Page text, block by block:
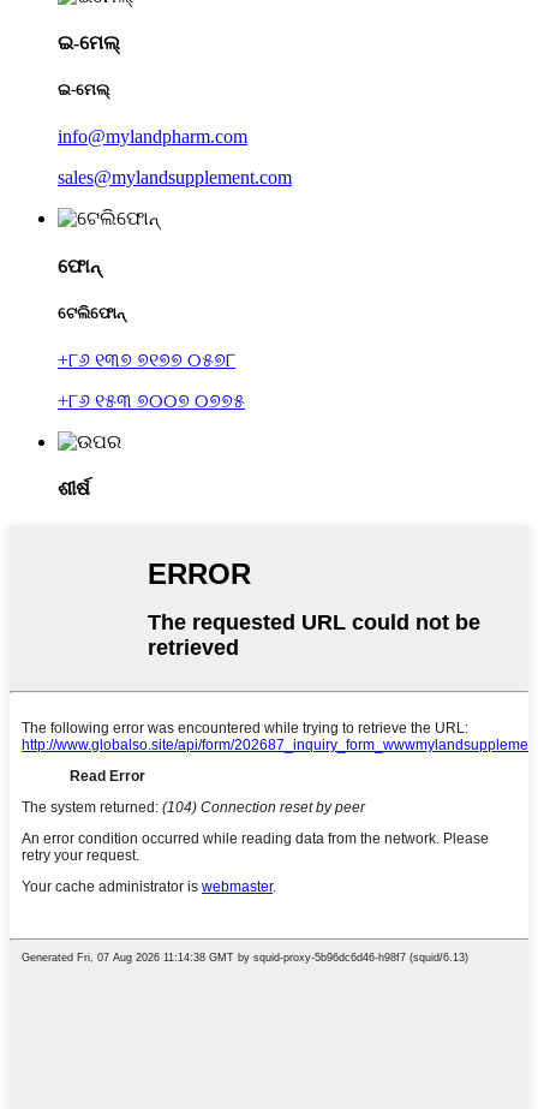
ଇ-ମେଲ୍
ଇ-ମେଲ୍
info@mylandpharm.com
sales@mylandsupplement.com
ଫୋନ୍
ଟେଲିଫୋନ୍
+୮୬ ୧୩୭ ୭୧୭୭ ୦୫୭୮
+୮୬ ୧୫୩ ୭୦୦୭ ୦୭୭୫
ଶୀର୍ଷ